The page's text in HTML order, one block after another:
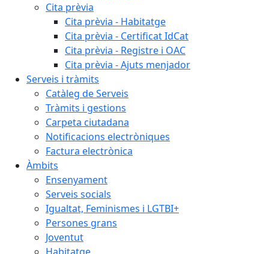
Cita prèvia
Cita prèvia - Habitatge
Cita prèvia - Certificat IdCat
Cita prèvia - Registre i OAC
Cita prèvia - Ajuts menjador
Serveis i tràmits
Catàleg de Serveis
Tràmits i gestions
Carpeta ciutadana
Notificacions electròniques
Factura electrònica
Àmbits
Ensenyament
Serveis socials
Igualtat, Feminismes i LGTBI+
Persones grans
Joventut